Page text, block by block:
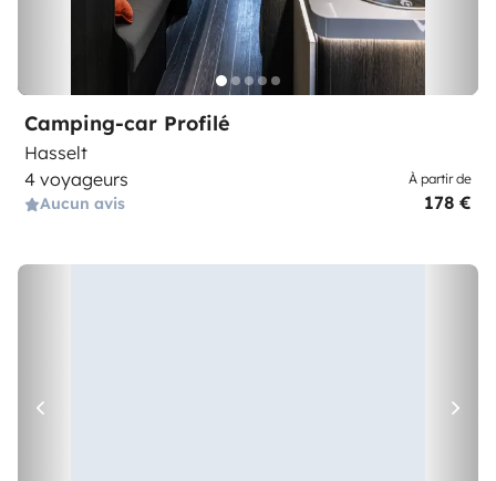
Camping-car Profilé
Hasselt
4 voyageurs
Aucun avis
À partir de
178 €